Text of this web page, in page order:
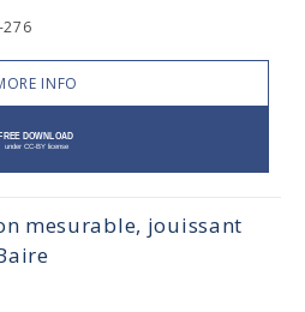
INFO
mesurable, jouissant